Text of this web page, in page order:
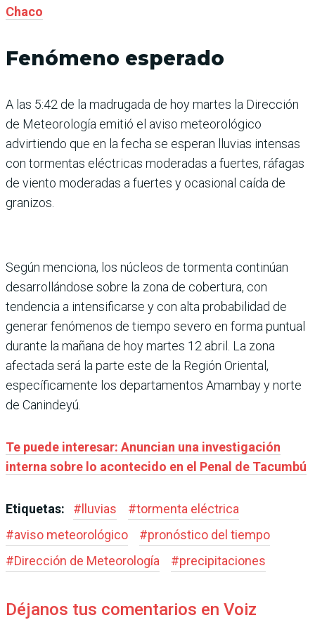
Chaco
Fenómeno esperado
A las 5:42 de la madrugada de hoy martes la Dirección
de Meteorología emitió el aviso meteorológico
advirtiendo que en la fecha se esperan lluvias intensas
con tormentas eléctricas moderadas a fuertes, ráfagas
de viento moderadas a fuertes y ocasional caída de
granizos.
Según menciona, los núcleos de tormenta continúan
desarrollándose sobre la zona de cobertura, con
tendencia a intensificarse y con alta probabilidad de
generar fenómenos de tiempo severo en forma puntual
durante la mañana de hoy martes 12 abril. La zona
afectada será la parte este de la Región Oriental,
específicamente los departamentos Amambay y norte
de Canindeyú.
Te puede interesar: Anuncian una investigación
interna sobre lo acontecido en el Penal de Tacumbú
Etiquetas: #lluvias #tormenta eléctrica
#aviso meteorológico #pronóstico del tiempo
#Dirección de Meteorología #precipitaciones
Déjanos tus comentarios en Voiz